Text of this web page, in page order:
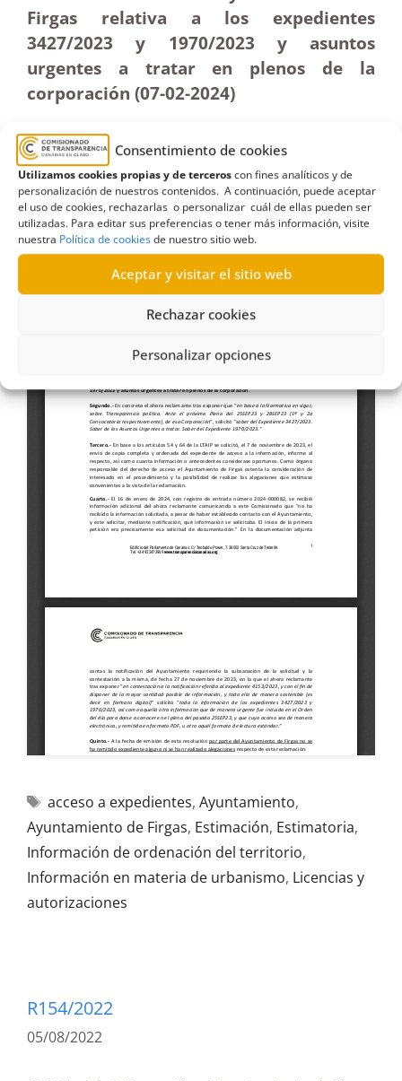
Consentimiento de cookies
Utilizamos cookies propias y de terceroscon fines analíticos y de
personalización de nuestros contenidos. A continuación, puede aceptar
el uso de cookies, rechazarlas o personalizar cuál de ellas pueden ser
utilizadas. Para editar sus preferencias o tener más información, visite
nuestra Política de cookiesde nuestro sitio web.
Aceptar y visitar el sitio web
Rechazar cookies
Personalizar opciones
Firgas relativa a los expedientes
3427/2023 y 1970/2023 y asuntos
urgentes a tratar en plenos de la
corporación (07-02-2024)
acceso a expedientes, Ayuntamiento,
Ayuntamiento de Firgas, Estimación, Estimatoria,
Información de ordenación del territorio,
Información en materia de urbanismo, Licencias y
autorizaciones
R154/2022
05/08/2022